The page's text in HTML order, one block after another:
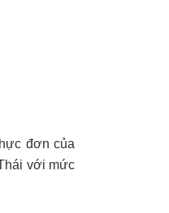
đơn của
với mức